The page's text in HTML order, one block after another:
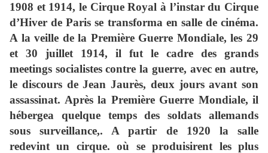
1908 et 1914, le Cirque Royal à l’instar du Cirque
d’Hiver de Paris se transforma en salle de cinéma.
A la veille de la Première Guerre Mondiale, les 29
et 30 juillet 1914, il fut le cadre des grands
meetings socialistes contre la guerre, avec en autre,
le discours de Jean Jaurès, deux jours avant son
assassinat. Après la Première Guerre Mondiale, il
hébergea quelque temps des soldats allemands
sous surveillance,. A partir de 1920 la salle
redevint un cirque. où se produisirent les plus